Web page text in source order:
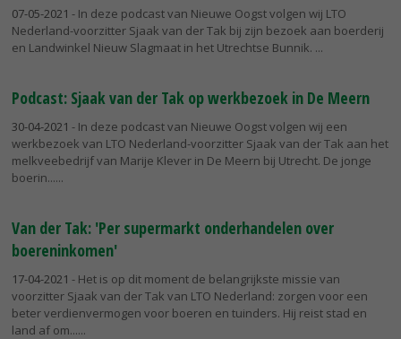
07-05-2021 - In deze podcast van Nieuwe Oogst volgen wij LTO
Nederland-voorzitter Sjaak van der Tak bij zijn bezoek aan boerderij
en Landwinkel Nieuw Slagmaat in het Utrechtse Bunnik.
Podcast: Sjaak van der Tak op werkbezoek in De Meern
30-04-2021 - In deze podcast van Nieuwe Oogst volgen wij een
werkbezoek van LTO Nederland-voorzitter Sjaak van der Tak aan het
melkveebedrijf van Marije Klever in De Meern bij Utrecht. De jonge
boerin...
Van der Tak: 'Per supermarkt onderhandelen over
boereninkomen'
17-04-2021 - Het is op dit moment de belangrijkste missie van
voorzitter Sjaak van der Tak van LTO Nederland: zorgen voor een
beter verdienvermogen voor boeren en tuinders. Hij reist stad en
land af om...